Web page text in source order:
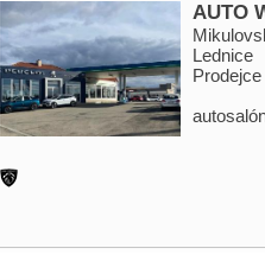
AUTO
Lednice